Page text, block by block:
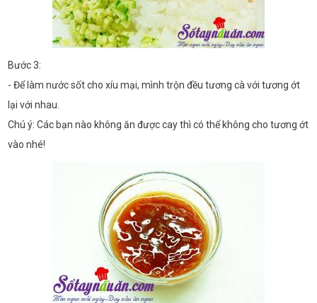
Bước 3:
- Để làm nước sốt cho xíu mại, mình trộn đều tương cà với tương ớt
lại với nhau.
Chú ý: Các bạn nào không ăn được cay thì có thể không cho tương ớt
vào nhé!